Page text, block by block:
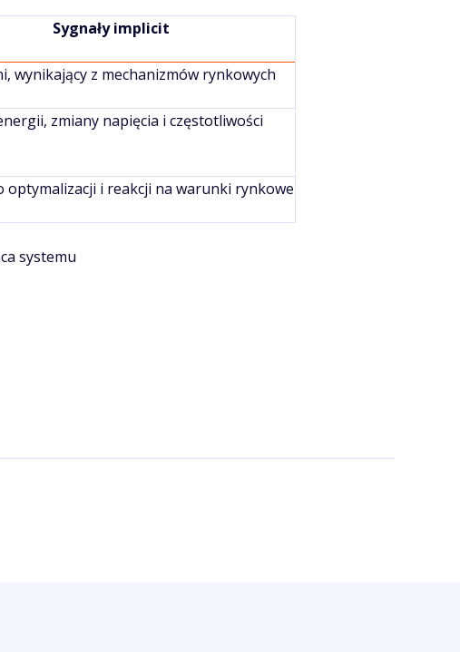
Sygnały implicit
wynikający z mechanizmów rynkowych
zmiany napięcia i częstotliwości
optymalizacji i reakcji na warunki rynkowe
systemu